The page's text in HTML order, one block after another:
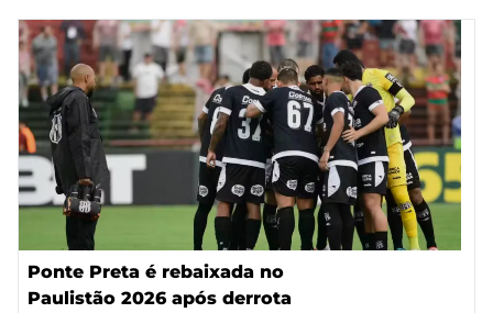
Ponte Preta é rebaixada no
Paulistão 2026 após derrota